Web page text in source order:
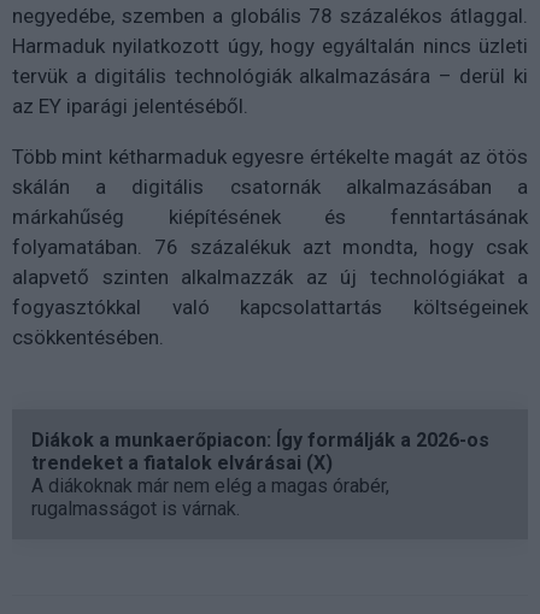
negyedébe, szemben a globális 78 százalékos átlaggal.
Harmaduk nyilatkozott úgy, hogy egyáltalán nincs üzleti
tervük a digitális technológiák alkalmazására – derül ki
az EY iparági jelentéséből.
Több mint kétharmaduk egyesre értékelte magát az ötös
skálán a digitális csatornák alkalmazásában a
márkahűség kiépítésének és fenntartásának
folyamatában. 76 százalékuk azt mondta, hogy csak
alapvető szinten alkalmazzák az új technológiákat a
fogyasztókkal való kapcsolattartás költségeinek
csökkentésében.
Diákok a munkaerőpiacon: Így formálják a 2026-os
trendeket a fiatalok elvárásai (X)
A diákoknak már nem elég a magas órabér,
rugalmasságot is várnak.